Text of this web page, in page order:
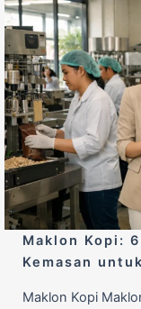
Maklon Kopi:
Kemasan
Maklon Kopi